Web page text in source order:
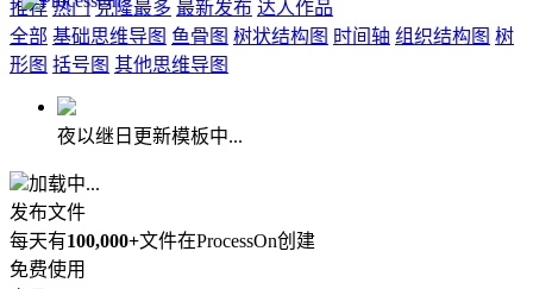
推荐 热门 克隆最多 最新发布 达人作品
全部 基础思维导图 鱼骨图 树状结构图 时间轴 组织结构图 树
形图 括号图 其他思维导图
夜以继日更新模板中...
加载中...
发布文件
每天有100,000+文件在ProcessOn创建
免费使用